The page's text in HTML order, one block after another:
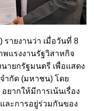
) รายงานว่า เมื่อวันที่ 8
แรงงานรัฐวิสาหกิจ
ายกรัฐมนตรี เพื่อแสดง
ำกัด (มหาชน) โดย
ากให้มีการเน้นเรื่อง
ละการอยู่ร่วมกันของ